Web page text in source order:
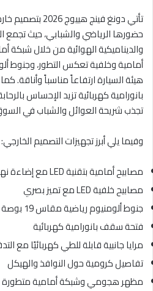
تأتي دونغ فينج
حضورها الرياضي والشبابي، حيث تجمع
هيئة السيارة ارتفاعاً مناسباً وأناقة.
بانورامية كهربائية تزيد الإحساس
تجذب شريحة العوائل والشباب في
وفيما يلي أبرز تجهيزات التصميم الخارجي:
مصابيح أمامية بتقنية LED مع إضاءة نهارية
مصابيح خلفية LED مع تميز بصري
جنوط ألومنيوم رياضية مقاس 19 بوصة
فتحة سقف بانورامية كهربائية
مرايا جانبية قابلة للطي كهربائيًا مع
تفاصيل كرومية حول النوافذ والهيكل
مظهر هجومي وشبكة أمامية متطورة